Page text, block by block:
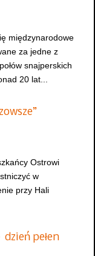
międzynarodowe
za jedne z
snajperskich
20 lat...
Ostrowi
w
przy Hali
pełen